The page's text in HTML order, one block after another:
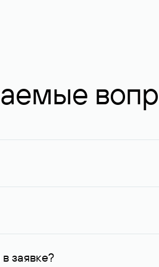
регистраторов. Для доменов,
Руцентру.
заявке?